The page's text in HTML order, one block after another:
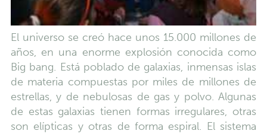
El universo se creó hace unos 15.000 millones de
años, en una enorme explosión conocida como
Big bang. Está poblado de galaxias, inmensas islas
de materia compuestas por miles de millones de
estrellas, y de nebulosas de gas y polvo. Algunas
de estas galaxias tienen formas irregulares, otras
son elípticas y otras de forma espiral. El sistema